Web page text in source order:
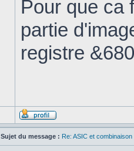
Pour que ca
partie
registre
Sujet du message : Re: ASIC et